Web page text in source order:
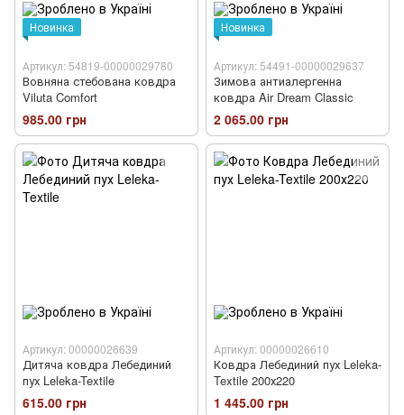
Новинка
Артикул: 54819-00000029780
Вовняна стебована ковдра
Viluta Comfort
985.00 грн
Новинка
Артикул: 54491-00000029637
Зимова антиалергенна
ковдра Air Dream Classic
2 065.00 грн
Артикул: 00000026639
Дитяча ковдра Лебединий
пух Leleka-Textile
615.00 грн
Артикул: 00000026610
Ковдра Лебединий пух Leleka-
Textile 200х220
1 445.00 грн